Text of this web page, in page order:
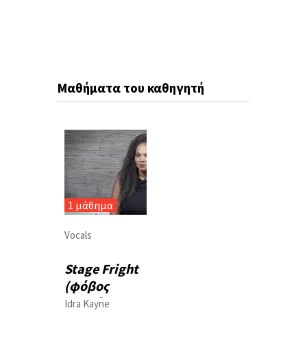
Μαθήματα του καθηγητή
1 μάθημα
Vocals
Stage Fright
(φόβος
σκηνής)
Idra Kayne